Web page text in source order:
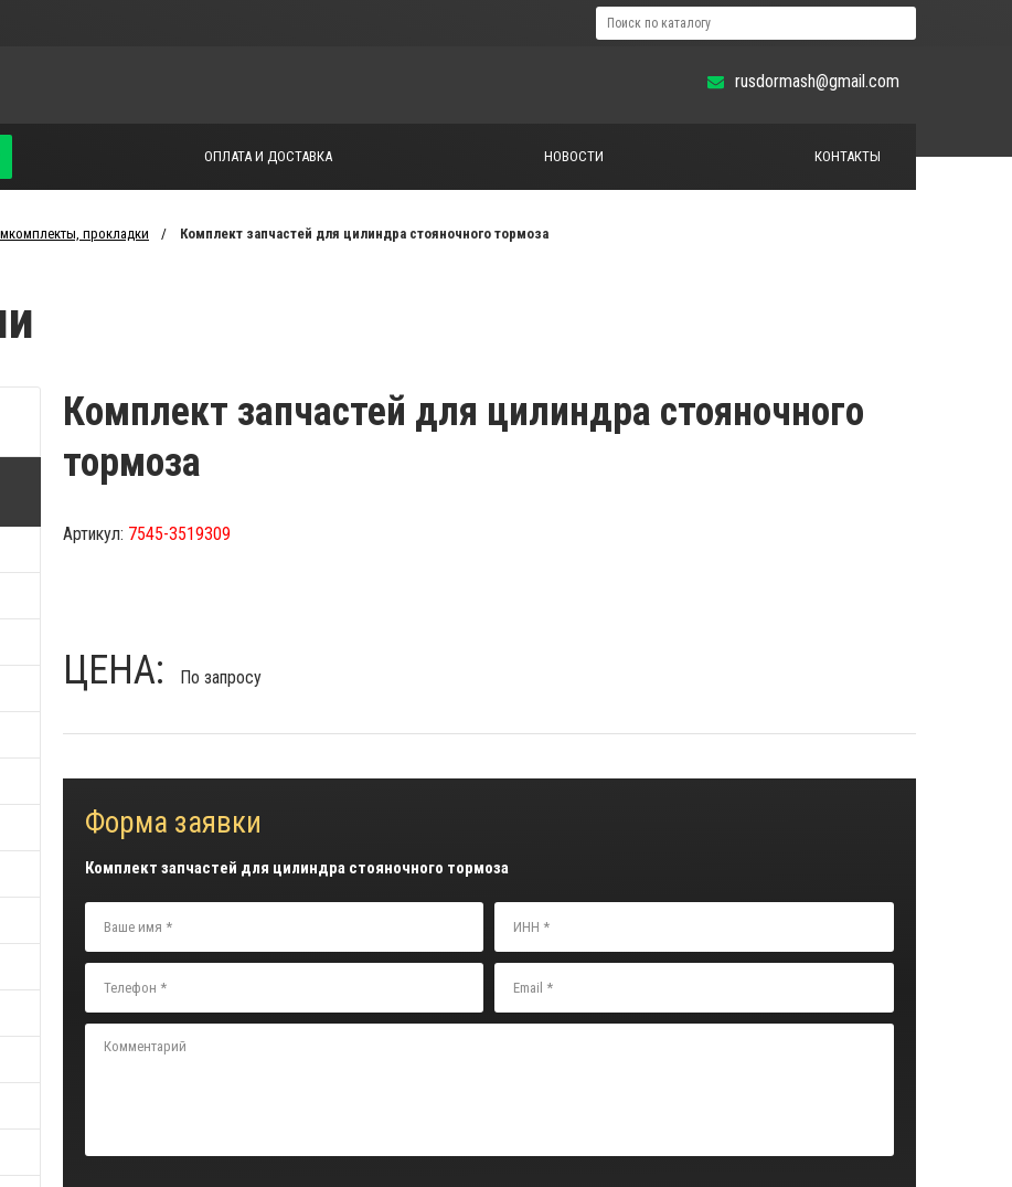
rusdormash@gmail.com
ОПЛАТА И ДОСТАВКА НОВОСТИ КОНТАКТЫ
прокладки Комплект запчастей для цилиндра стояночного тормоза
Комплект запчастей для цилиндра стояночного
тормоза
Артикул: 7545-3519309
ЦЕНА: По запросу
Форма заявки
Комплект запчастей для цилиндра стояночного тормоза